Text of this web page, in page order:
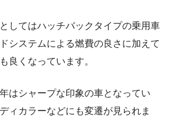
してはハッチバックタイプの乗用車
システムによる燃費の良さに加えて
良くなっています。
はシャープな印象の車となってい
ィカラーなどにも変遷が見られま